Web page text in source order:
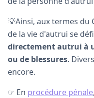
💡Ainsi, aux termes du
de la vie d'autrui se
directement autrui à
ou de blessures.
encore.
☞ En procédure pénale